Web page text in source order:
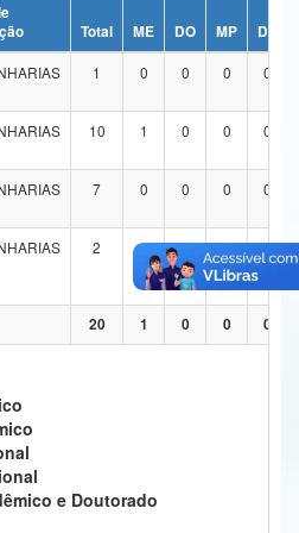
e Comunicações
Direitos Humanos
Total ME DO MP DP
1 0 0 0 0
10 1 0 0 0
7 0 0 0 0
2 0 0 0 0
20 1 0 0 0
e Doutorado